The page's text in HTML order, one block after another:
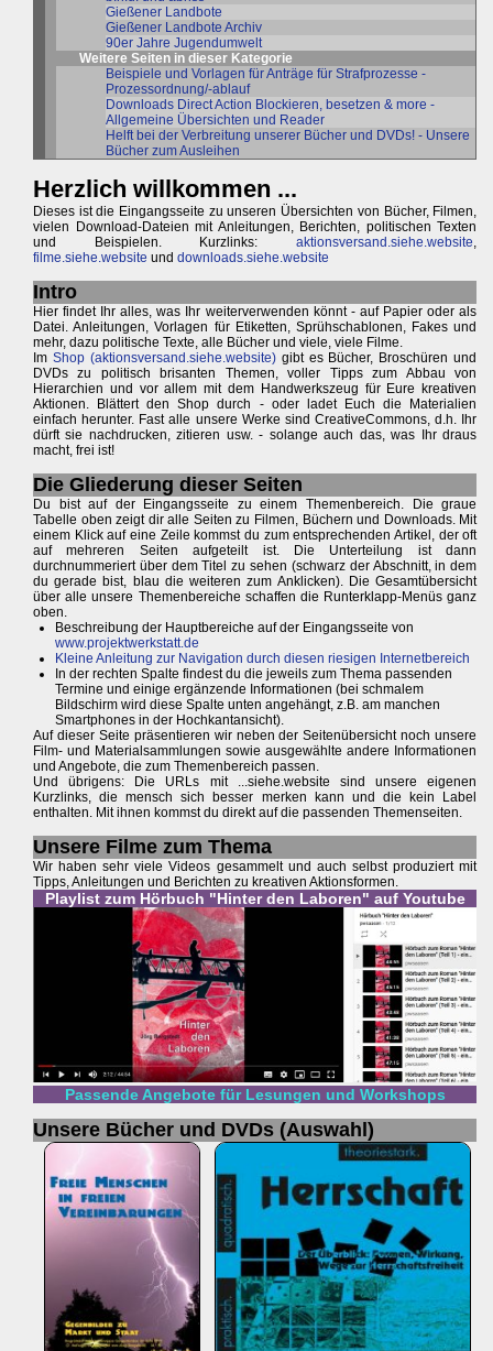
Gießener Landbote
Gießener Landbote Archiv
90er Jahre Jugendumwelt
Weitere Seiten in dieser Kategorie
Beispiele und Vorlagen für Anträge für Strafprozesse -
Prozessordnung/-ablauf
Downloads Direct Action Blockieren, besetzen & more -
Allgemeine Übersichten und Reader
Helft bei der Verbreitung unserer Bücher und DVDs! - Unsere
Bücher zum Ausleihen
Herzlich willkommen ...
Dieses ist die Eingangsseite zu unseren Übersichten von Bücher, Filmen,
vielen Download-Dateien mit Anleitungen, Berichten, politischen Texten
und Beispielen. Kurzlinks:aktionsversand.siehe.website,
filme.siehe.website und downloads.siehe.website
Intro
Hier findet Ihr alles, was Ihr weiterverwenden könnt - auf Papier oder als
Datei. Anleitungen, Vorlagen für Etiketten, Sprühschablonen, Fakes und
mehr, dazu politische Texte, alle Bücher und viele, viele Filme.
Im Shop (aktionsversand.siehe.website)gibt es Bücher, Broschüren und
DVDs zu politisch brisanten Themen, voller Tipps zum Abbau von
Hierarchien und vor allem mit dem Handwerkszeug für Eure kreativen
Aktionen. Blättert den Shop durch - oder ladet Euch die Materialien
einfach herunter. Fast alle unsere Werke sind CreativeCommons, d.h. Ihr
dürft sie nachdrucken, zitieren usw. - solange auch das, was Ihr draus
macht, frei ist!
Die Gliederung dieser Seiten
Du bist auf der Eingangsseite zu einem Themenbereich. Die graue
Tabelle oben zeigt dir alle Seiten zu Filmen, Büchern und Downloads. Mit
einem Klick auf eine Zeile kommst du zum entsprechenden Artikel, der oft
auf mehreren Seiten aufgeteilt ist. Die Unterteilung ist dann
durchnummeriert über dem Titel zu sehen (schwarz der Abschnitt, in dem
du gerade bist, blau die weiteren zum Anklicken). Die Gesamtübersicht
über alle unsere Themenbereiche schaffen die Runterklapp-Menüs ganz
oben.
Beschreibung der Hauptbereiche auf der Eingangsseite von
www.projektwerkstatt.de
Kleine Anleitung zur Navigation durch diesen riesigen Internetbereich
In der rechten Spalte findest du die jeweils zum Thema passenden
Termine und einige ergänzende Informationen (bei schmalem
Bildschirm wird diese Spalte unten angehängt, z.B. am manchen
Smartphones in der Hochkantansicht).
Auf dieser Seite präsentieren wir neben der Seitenübersicht noch unsere
Film- und Materialsammlungen sowie ausgewählte andere Informationen
und Angebote, die zum Themenbereich passen.
Und übrigens: Die URLs mit ...siehe.website sind unsere eigenen
Kurzlinks, die mensch sich besser merken kann und die kein Label
enthalten. Mit ihnen kommst du direkt auf die passenden Themenseiten.
Unsere Filme zum Thema
Wir haben sehr viele Videos gesammelt und auch selbst produziert mit
Tipps, Anleitungen und Berichten zu kreativen Aktionsformen.
Playlist zum Hörbuch "Hinter den Laboren" auf Youtube
Passende Angebote für Lesungen und Workshops
Unsere Bücher und DVDs (Auswahl)